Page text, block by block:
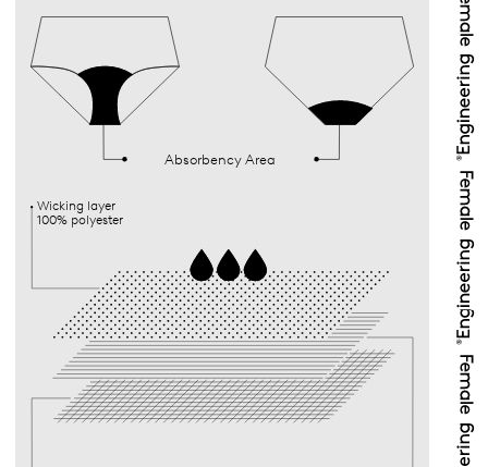
Absorbency Area
Wicking layer
100% polyester